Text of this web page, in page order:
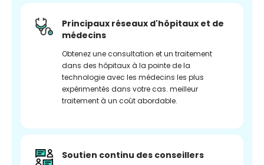
Principaux réseaux d'hôpitaux et de
médecins
Obtenez une consultation et un traitement
dans des hôpitaux à la pointe de la
technologie avec les médecins les plus
expérimentés dans votre cas. meilleur
traitement à un coût abordable.
Soutien continu des conseillers